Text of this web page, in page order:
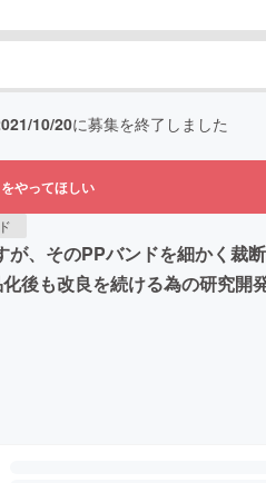
10/20に募集を終了しました
やってほしい
、そのPPバンドを細かく裁
後も改良を続ける為の研究開